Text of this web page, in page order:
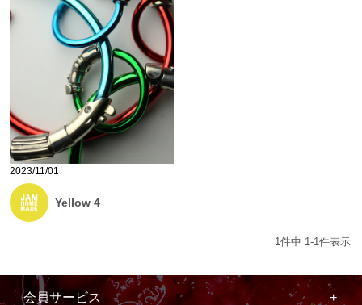
2023/11/01
Yellow 4
1 件中 1 -1 件表示
会員サービス